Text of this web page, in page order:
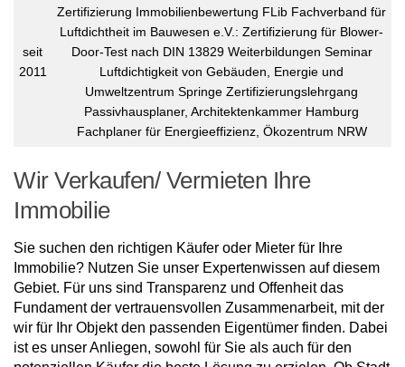
seit
2011
Zertifizierung Immobilienbewertung FLib Fachverband für
Luftdichtheit im Bauwesen e.V.: Zertifizierung für Blower-
Door-Test nach DIN 13829 Weiterbildungen Seminar
Luftdichtigkeit von Gebäuden, Energie und
Umweltzentrum Springe Zertifizierungslehrgang
Passivhausplaner, Architektenkammer Hamburg
Fachplaner für Energieeffizienz, Ökozentrum NRW
Wir Verkaufen/ Vermieten Ihre
Immobilie
Sie suchen den richtigen Käufer oder Mieter für Ihre
Immobilie? Nutzen Sie unser Expertenwissen auf diesem
Gebiet. Für uns sind Transparenz und Offenheit das
Fundament der vertrauensvollen Zusammenarbeit, mit der
wir für Ihr Objekt den passenden Eigentümer finden. Dabei
ist es unser Anliegen, sowohl für Sie als auch für den